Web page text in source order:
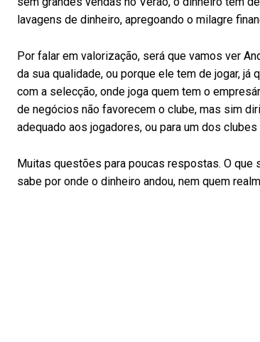
lavagens de dinheiro, apregoando o milagre
Por falar em valorização, será que vamos ver
da sua qualidade, ou porque ele tem de jogar,
com a selecção, onde joga quem tem o
de negócios não favorecem o clube, mas sim
adequado aos jogadores, ou para um dos
Muitas questões para poucas respostas. O que
sabe por onde o dinheiro andou, nem quem